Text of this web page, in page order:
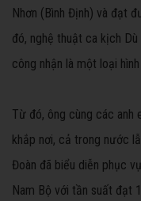
Nhơn (Bình Định) và đạt
đó, nghệ thuật ca kịch
công nhận là một loại
Từ đó, ông cùng các anh
khắp nơi, cả trong nước
Đoàn đã biểu diễn phục
Nam Bộ với tần suất đạt